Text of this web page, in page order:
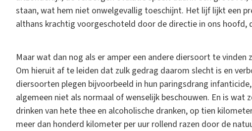
staan, wat hem niet onwelgevallig toeschijnt. Het lijf lijkt een
althans krachtig voorgeschoteld door de directie in ons hoofd,
Maar wat dan nog als er amper een andere diersoort te
Om hieruit af te leiden dat zulk gedrag daarom slecht is en
diersoorten plegen bijvoorbeeld in hun paringsdrang
algemeen niet als normaal of wenselijk beschouwen. En is wat
drinken van hete thee en alcoholische dranken, op tien
meer dan honderd kilometer per uur rollend razen door de